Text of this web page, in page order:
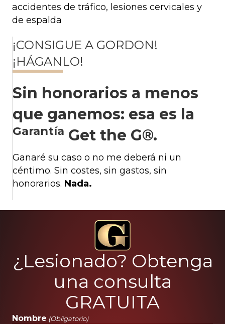
accidentes de tráfico, lesiones cervicales y
de espalda
¡CONSIGUE A GORDON!
¡HÁGANLO!
Sin honorarios a menos
que ganemos: esa es la
Garantía Get the G®.
Ganaré su caso o no me deberá ni un
céntimo. Sin costes, sin gastos, sin
honorarios. Nada.
¿Lesionado? Obtenga
una consulta
GRATUITA
Nombre (Obligatorio)